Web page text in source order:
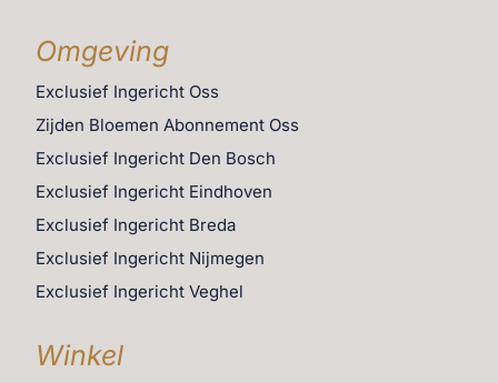
Omgeving
Exclusief Ingericht Oss
Zijden Bloemen Abonnement Oss
Exclusief Ingericht Den Bosch
Exclusief Ingericht Eindhoven
Exclusief Ingericht Breda
Exclusief Ingericht Nijmegen
Exclusief Ingericht Veghel
Winkel